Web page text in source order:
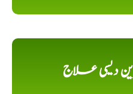
دیسی علاج